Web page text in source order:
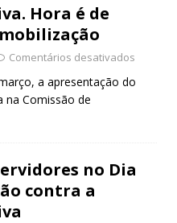
Hora é de
Comentários desativados
a apresentação do
na Comissão de
no Dia
contra a